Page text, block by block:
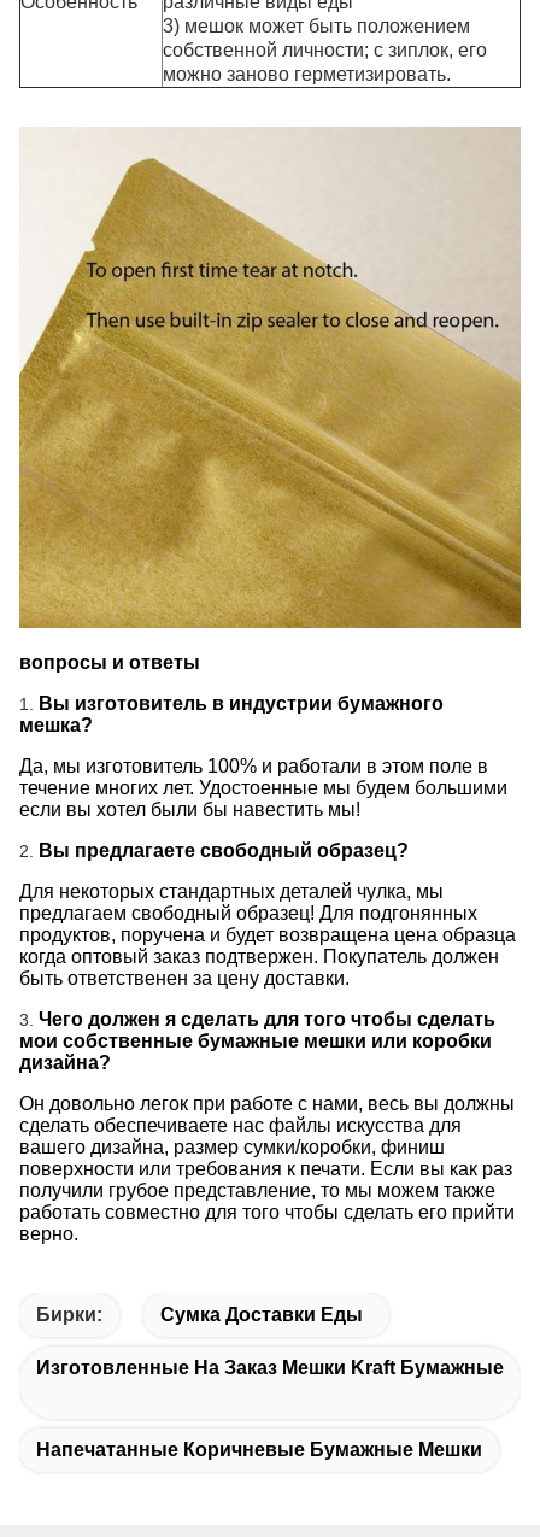
3) мешок может быть положением
собственной личности; с зиплок, его
можно заново герметизировать.
вопросы и ответы
1.
Вы изготовитель в индустрии бумажного
мешка?
Да, мы изготовитель 100% и работали в этом поле в
течение многих лет. Удостоенные мы будем большими
если вы хотел были бы навестить мы!
2.
Вы предлагаете свободный образец?
Для некоторых стандартных деталей чулка, мы
предлагаем свободный образец! Для подгонянных
продуктов, поручена и будет возвращена цена образца
когда оптовый заказ подтвержен. Покупатель должен
быть ответственен за цену доставки.
3. Чего должен я сделать для того чтобы сделать
мои собственные бумажные мешки или коробки
дизайна?
Он довольно легок при работе с нами, весь вы должны
сделать обеспечиваете нас файлы искусства для
вашего дизайна, размер сумки/коробки, финиш
поверхности или требования к печати. Если вы как раз
получили грубое представление, то мы можем также
работать совместно для того чтобы сделать его прийти
верно.
Бирки: Сумка Доставки Еды
Изготовленные На Заказ Мешки Kraft Бумажные
Напечатанные Коричневые Бумажные Мешки